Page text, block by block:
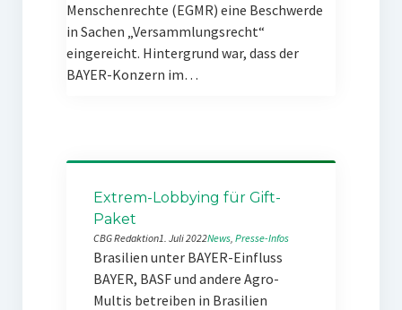
Menschenrechte (EGMR) eine Beschwerde
in Sachen „Versammlungsrecht“
eingereicht. Hintergrund war, dass der
BAYER-Konzern im…
Extrem-Lobbying für Gift-
Paket
CBG Redaktion1. Juli 2022News, Presse-Infos
Brasilien unter BAYER-Einfluss
BAYER, BASF und andere Agro-
Multis betreiben in Brasilien